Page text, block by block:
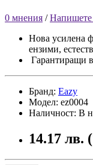
0 мнения /
Нова усилена
ензими,
Гарантиращи
Бранд: Eazy
Модел: ez0004
Наличност: В
14.17 лв.